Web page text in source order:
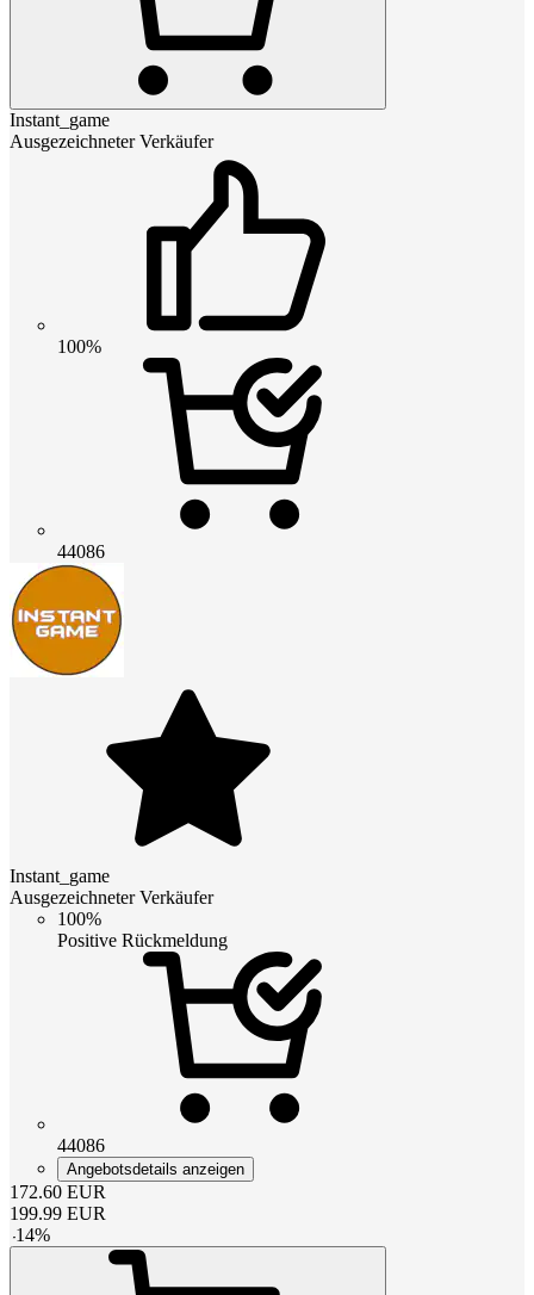
Instant_game
Ausgezeichneter Verkäufer
100%
44086
Instant_game
Ausgezeichneter Verkäufer
100%
Positive Rückmeldung
44086
Angebotsdetails anzeigen
172.60 EUR
199.99 EUR
-14%